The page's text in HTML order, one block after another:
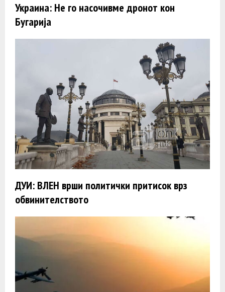
Украина: Не го насочивме дронот кон
Бугарија
ДУИ: ВЛЕН врши политички притисок врз
обвинителството